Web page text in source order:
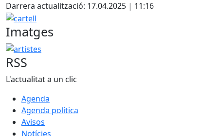
Darrera actualització: 17.04.2025 | 11:16
cartell
Imatges
artistes
RSS
L'actualitat a un clic
Agenda
Agenda política
Avisos
Notícies